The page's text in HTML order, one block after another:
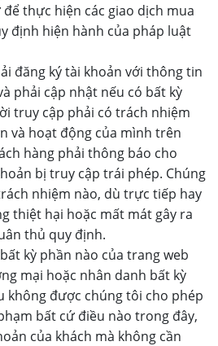
thực hiện các giao dịch mua
định hiện hành của pháp luật
đăng ký tài khoản với thông tin
phải cập nhật nếu có bất kỳ
truy cập phải có trách nhiệm
và hoạt động của mình trên
hàng phải thông báo cho
bị truy cập trái phép. Chúng
nhiệm nào, dù trực tiếp hay
thiệt hại hoặc mất mát gây ra
thủ quy định.
kỳ phần nào của trang web
mại hoặc nhân danh bất kỳ
không được chúng tôi cho phép
bất cứ điều nào trong đây,
của khách mà không cần